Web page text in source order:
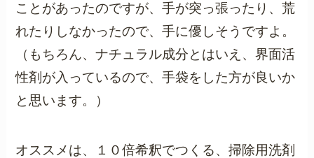
ことがあったのですが、手が突っ張ったり、荒
れたりしなかったので、手に優しそうですよ。
（もちろん、ナチュラル成分とはいえ、界面活
性剤が入っているので、手袋をした方が良いか
と思います。）
オススメは、１０倍希釈でつくる、掃除用洗剤